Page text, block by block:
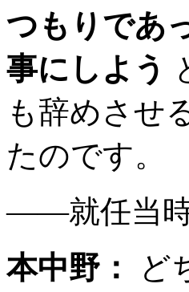
つもりであ
事にしよう
も辞めさせ
たのです。
――就任当時
本中野：
ど